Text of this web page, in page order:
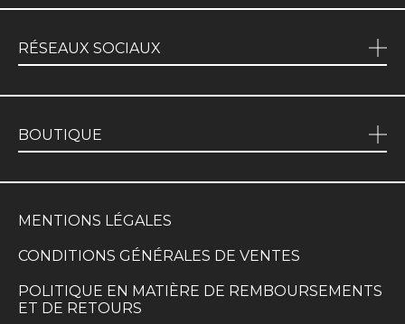
RÉSEAUX SOCIAUX
BOUTIQUE
MENTIONS LÉGALES
CONDITIONS GÉNÉRALES DE VENTES
POLITIQUE EN MATIÈRE DE REMBOURSEMENTS
ET DE RETOURS